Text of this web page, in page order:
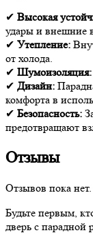
✔ Высокая
удары и внешние
✔ Утепление:
от холода.
✔ Шумоизоляция:
✔ Дизайн:
комфорта в
✔ Безопасность:
предотвращают
Отзывы
Отзывов пока нет.
Будьте первым,
дверь с